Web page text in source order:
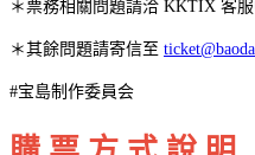
＊票務相關問題請洽 KKTIX 客服
＊其餘問題請寄信至
#宝島制作委員会